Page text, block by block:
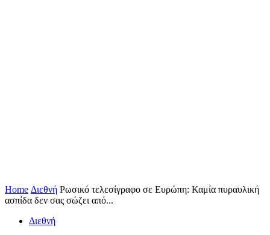
Home Διεθνή Ρωσικό τελεσίγραφο σε Ευρώπη: Καμία πυραυλική
ασπίδα δεν σας σώζει από...
Διεθνή